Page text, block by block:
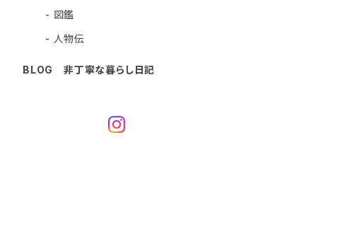
- 図鑑
- 人物伝
BLOG 非丁寧な暮らし日記